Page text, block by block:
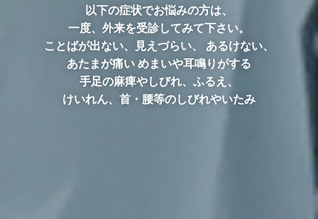
以下の症状でお悩みの方は、
一度、外来を受診してみて下さい。
ことばが出ない、見えづらい、 あるけない、
あたまが痛い めまいや耳鳴りがする
手足の麻痺やしびれ、ふるえ、
けいれん、首・腰等のしびれやいたみ